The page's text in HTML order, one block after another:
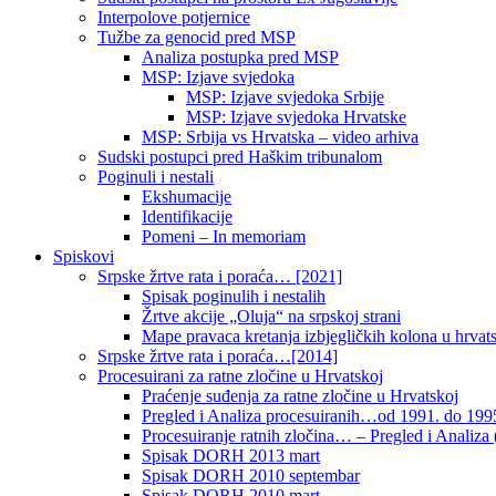
Interpolove potjernice
Tužbe za genocid pred MSP
Analiza postupka pred MSP
MSP: Izjave svjedoka
MSP: Izjave svjedoka Srbije
MSP: Izjave svjedoka Hrvatske
MSP: Srbija vs Hrvatska – video arhiva
Sudski postupci pred Haškim tribunalom
Poginuli i nestali
Ekshumacije
Identifikacije
Pomeni – In memoriam
Spiskovi
Srpske žrtve rata i poraća… [2021]
Spisak poginulih i nestalih
Žrtve akcije „Oluja“ na srpskoj strani
Mape pravaca kretanja izbjegličkih kolona u
Srpske žrtve rata i poraća…[2014]
Procesuirani za ratne zločine u Hrvatskoj
Praćenje suđenja za ratne zločine u Hrvatskoj
Pregled i Analiza procesuiranih…od 1991. do
Procesuiranje ratnih zločina… – Pregled i Analiza
Spisak DORH 2013 mart
Spisak DORH 2010 septembar